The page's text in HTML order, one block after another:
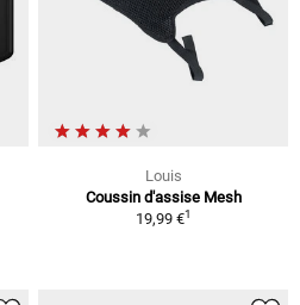
Louis
Coussin d'assise Mesh
19,99 €1